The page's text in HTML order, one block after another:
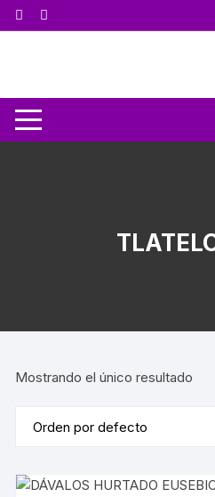
Mostrando el único resultado